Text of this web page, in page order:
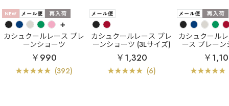
+
カシュクールレース プレ
ーンショーツ
￥990
(392)
カシュクールレース プレ
ーンショーツ (3Lサイズ)
￥1,320
(6)
カシュクール
ース プレー
￥